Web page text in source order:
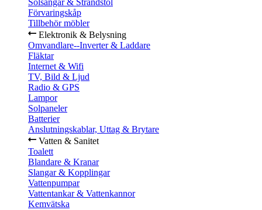
Solsängar & Strandstol
Förvaringskåp
Tillbehör möbler
Elektronik & Belysning
Omvandlare--Inverter & Laddare
Fläktar
Internet & Wifi
TV, Bild & Ljud
Radio & GPS
Lampor
Solpaneler
Batterier
Anslutningskablar, Uttag & Brytare
Vatten & Sanitet
Toalett
Blandare & Kranar
Slangar & Kopplingar
Vattenpumpar
Vattentankar & Vattenkannor
Kemvätska